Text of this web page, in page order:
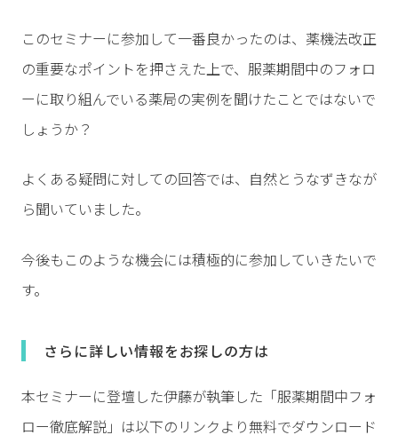
このセミナーに参加して一番良かったのは、薬機法改正
の重要なポイントを押さえた上で、服薬期間中のフォロ
ーに取り組んでいる薬局の実例を聞けたことではないで
しょうか？
よくある疑問に対しての回答では、自然とうなずきなが
ら聞いていました。
今後もこのような機会には積極的に参加していきたいで
す。
さらに詳しい情報をお探しの方は
本セミナーに登壇した伊藤が執筆した「服薬期間中フォ
ロー徹底解説」は以下のリンクより無料でダウンロード